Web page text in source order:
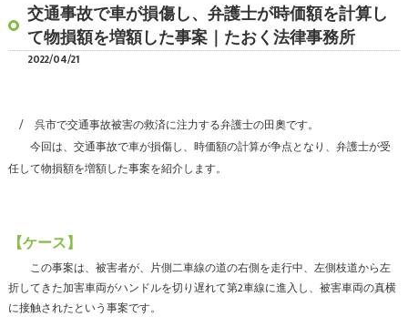
交通事故で車が損傷し、弁護士が時価額を計算し
て物損額を増額した事案｜たおく法律事務所
2022/04/21
呉市で交通事故被害の救済に注力する弁護士の田奧です。
今回は、交通事故で車が損傷し、時価額の計算が争点となり、弁護士が受
任して物損額を増額した事案を紹介します。
【ケース】
この事案は、被害者が、片側二車線の道の右側を走行中、左側枝道から左
折してきた加害車両がハンドルを切り遅れて第2車線に進入し、被害車両の真横
に接触されたという事案です。